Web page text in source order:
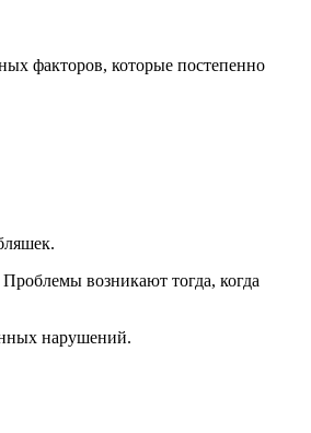
факторов, которые постепенно
возникают тогда, когда
нарушений.